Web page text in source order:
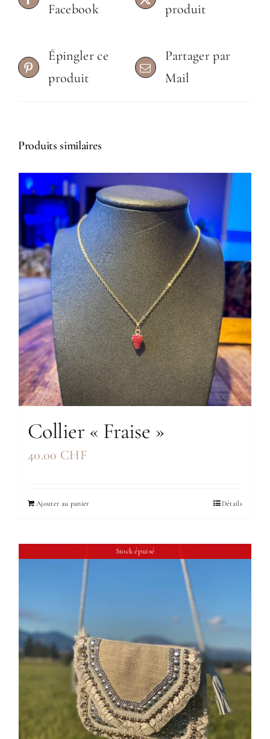
Facebook
produit
Épingler ce
produit
Partager par
Mail
Produits similaires
Collier « Fraise »
40.00 CHF
Ajouter au panier Détails
Stock épuisé